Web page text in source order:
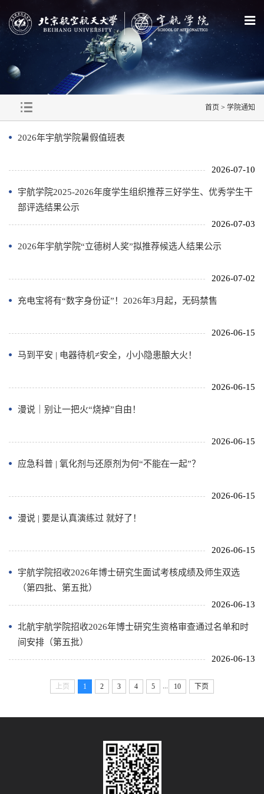
首页 > 学院通知
2026年宇航学院暑假值班表
2026-07-10
宇航学院2025-2026年度学生组织推荐三好学生、优秀学生干
部评选结果公示
2026-07-03
2026年宇航学院“立德树人奖”拟推荐候选人结果公示
2026-07-02
充电宝将有“数字身份证”！2026年3月起，无码禁售
2026-06-15
马到平安 | 电器待机≠安全，小小隐患酿大火！
2026-06-15
漫说｜别让一把火“烧掉”自由！
2026-06-15
应急科普 | 氧化剂与还原剂为何“不能在一起”？
2026-06-15
漫说 | 要是认真演练过 就好了！
2026-06-15
宇航学院招收2026年博士研究生面试考核成绩及师生双选
（第四批、第五批）
2026-06-13
北航宇航学院招收2026年博士研究生资格审查通过名单和时
间安排（第五批）
2026-06-13
上页 1 2 3 4 5 10 下页